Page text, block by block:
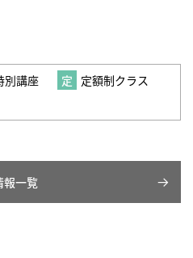
別講座
定額制クラス
報一覧